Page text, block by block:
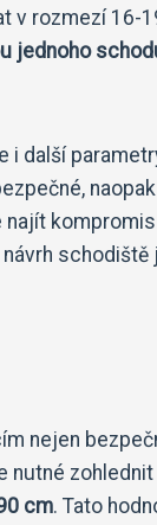
v rozmezí 16-
jednoho
další
nejen
cm. Tato